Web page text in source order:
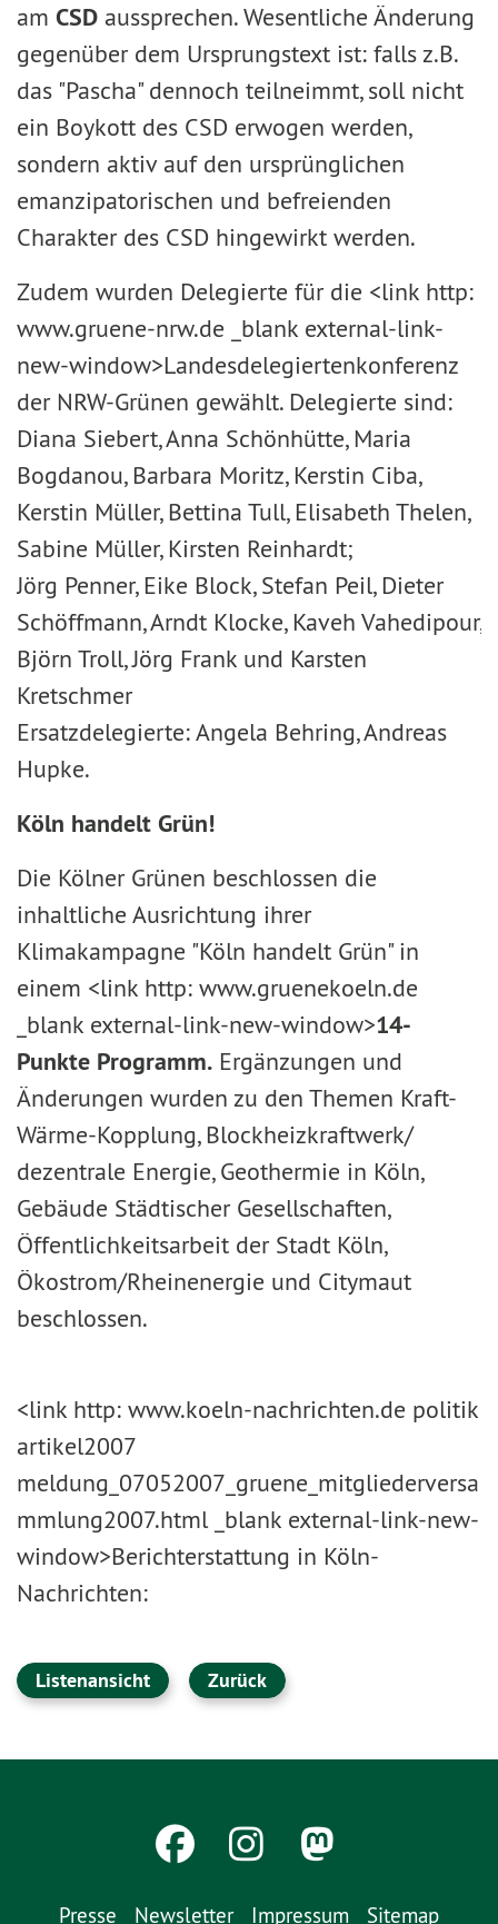
am CSD aussprechen. Wesentliche Änderung
gegenüber dem Ursprungstext ist: falls z.B.
das "Pascha" dennoch teilneimmt, soll nicht
ein Boykott des CSD erwogen werden,
sondern aktiv auf den ursprünglichen
emanzipatorischen und befreienden
Charakter des CSD hingewirkt werden.
Zudem wurden Delegierte für die <link http:
www.gruene-nrw.de _blank external-link-
new-window>Landesdelegiertenkonferenz
der NRW-Grünen gewählt. Delegierte sind:
Diana Siebert, Anna Schönhütte, Maria
Bogdanou, Barbara Moritz, Kerstin Ciba,
Kerstin Müller, Bettina Tull, Elisabeth Thelen,
Sabine Müller, Kirsten Reinhardt;
Jörg Penner, Eike Block, Stefan Peil, Dieter
Schöffmann, Arndt Klocke, Kaveh Vahedipour,
Björn Troll, Jörg Frank und Karsten
Kretschmer
Ersatzdelegierte: Angela Behring, Andreas
Hupke.
Köln handelt Grün!
Die Kölner Grünen beschlossen die
inhaltliche Ausrichtung ihrer
Klimakampagne "Köln handelt Grün" in
einem <link http: www.gruenekoeln.de
_blank external-link-new-window>14-
Punkte Programm. Ergänzungen und
Änderungen wurden zu den Themen Kraft-
Wärme-Kopplung, Blockheizkraftwerk/
dezentrale Energie, Geothermie in Köln,
Gebäude Städtischer Gesellschaften,
Öffentlichkeitsarbeit der Stadt Köln,
Ökostrom/Rheinenergie und Citymaut
beschlossen.
<link http: www.koeln-nachrichten.de politik
artikel2007
meldung_07052007_gruene_mitgliederversa
mmlung2007.html _blank external-link-new-
window>Berichterstattung in Köln-
Nachrichten:
Listenansicht Zurück
Presse Newsletter Impressum Sitemap